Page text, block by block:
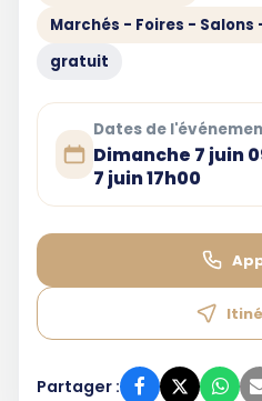
Marchés - Foires - Salons
gratuit
Dates de
Dimanche 7 juin
7 juin 17h00
Partager :